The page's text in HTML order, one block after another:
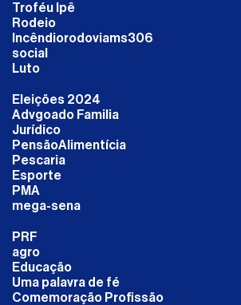
Troféu Ipê
Rodeio
Incêndiorodoviams306
social
Luto
Eleições 2024
Advgoado Familia
Jurídico
PensãoAlimentícia
Pescaria
Esporte
PMA
mega-sena
PRF
agro
Educação
Uma palavra de fé
Comemoração Profissão